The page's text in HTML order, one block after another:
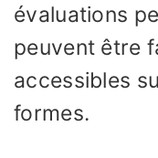
évaluations
peuvent être
accessibles
formes.